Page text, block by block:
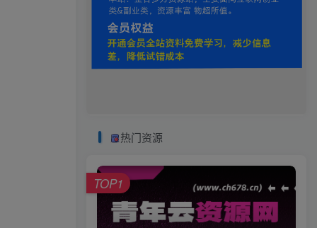
热门资源
TOP1